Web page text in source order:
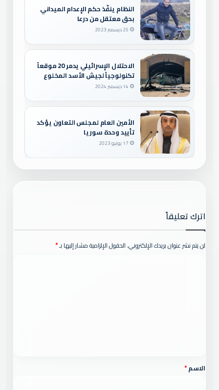
النظام ينفّذ حكم الإعدام الميداني
بحق معتقل من درعا
25 ديسمبر 2023
الاحتلال الإسرائيلي يدمر 20 موقعاً
تكنولوجياً لجيش الأسد المخلوع
14 ديسمبر 2024
الأمين العام لمجلس التعاون يؤكد
تأييد وحدة سوريا
17 يونيو 2023
اترك تعليقاً
لن يتم نشر عنوان بريدك الإلكتروني. الحقول الإلزامية مشار إليها بـ*
*الاسم*